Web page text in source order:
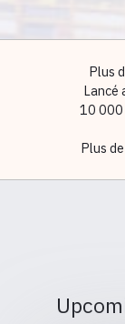
Plus
Lancé
10 000
Plus